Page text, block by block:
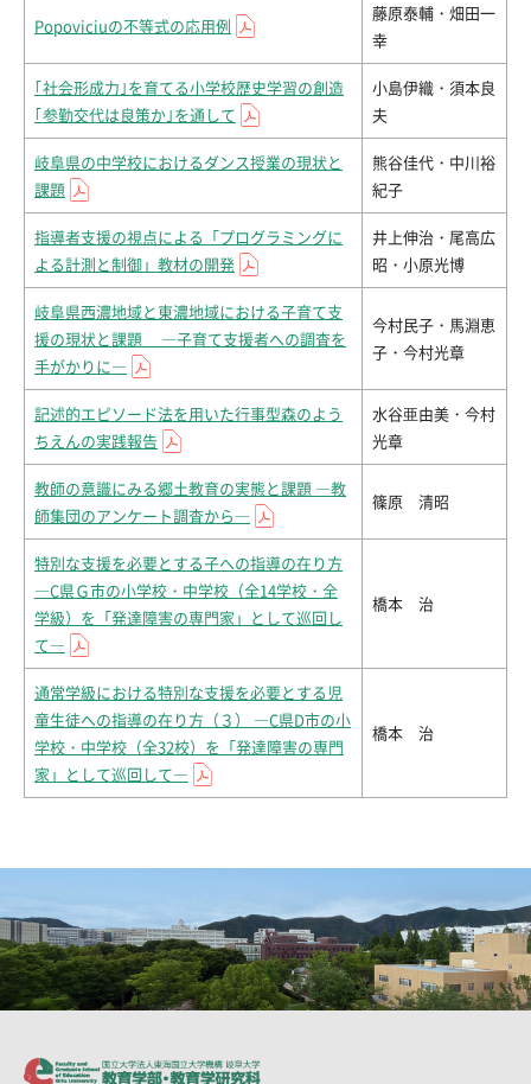
Popoviciuの不等式の応用例
藤原泰輔・畑田一
幸
｢社会形成力｣を育てる小学校歴史学習の創造
｢参勤交代は良策か｣を通して
小島伊織・須本良
夫
岐阜県の中学校におけるダンス授業の現状と
課題
熊谷佳代・中川裕
紀子
指導者支援の視点による「プログラミングに
よる計測と制御」教材の開発
井上伸治・尾高広
昭・小原光博
岐阜県西濃地域と東濃地域における子育て支
援の現状と課題 ―子育て支援者への調査を
手がかりに―
今村民子・馬淵恵
子・今村光章
記述的エピソード法を用いた行事型森のよう
ちえんの実践報告
水谷亜由美・今村
光章
教師の意識にみる郷土教育の実態と課題 ―教
師集団のアンケート調査から―
篠原 清昭
特別な支援を必要とする子への指導の在り方
―C県Ｇ市の小学校・中学校（全14学校・全
学級）を「発達障害の専門家」として巡回し
て―
橋本 治
通常学級における特別な支援を必要とする児
童生徒への指導の在り方（３） ―C県D市の小
学校・中学校（全32校）を「発達障害の専門
家」として巡回して―
橋本 治